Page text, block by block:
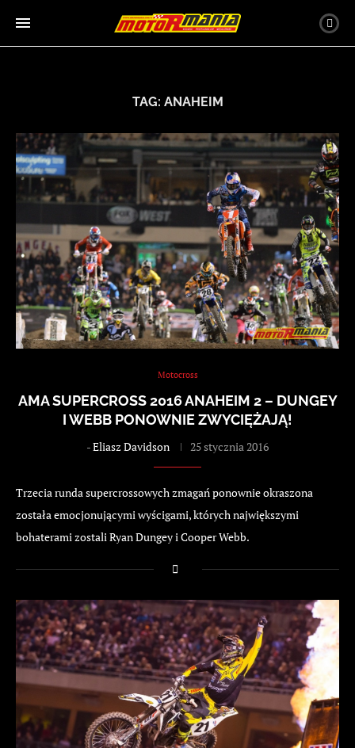
TAG: ANAHEIM
Motocross
AMA SUPERCROSS 2016 ANAHEIM 2 – DUNGEY
I WEBB PONOWNIE ZWYCIĘŻAJĄ!
-Eliasz Davidson 25 stycznia 2016
Trzecia runda supercrossowych zmagań ponownie okraszona
została emocjonującymi wyścigami, których największymi
bohaterami zostali Ryan Dungey i Cooper Webb.